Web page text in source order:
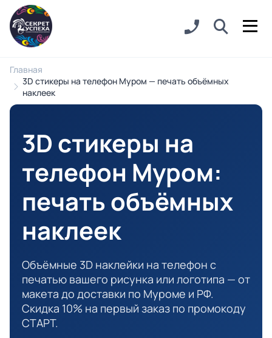
Главная
3D стикеры на телефон Муром — печать объёмных
наклеек
3D стикеры на
телефон Муром:
печать объёмных
наклеек
Объёмные 3D наклейки на телефон с
печатью вашего рисунка или логотипа — от
макета до доставки по Муроме и РФ.
Скидка 10% на первый заказ по промокоду
СТАРТ.